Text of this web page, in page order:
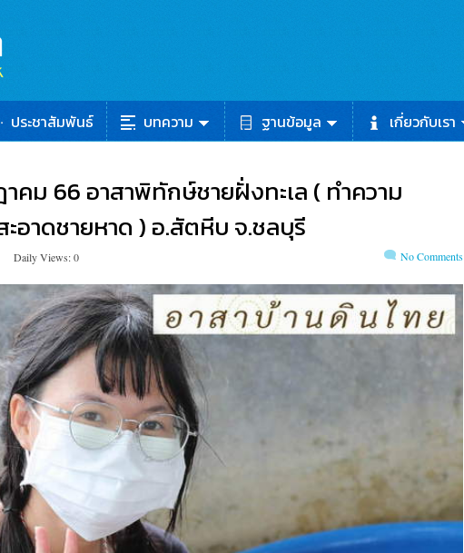
ประชาสัมพันธ์ บทความ ฐานข้อมูล เกี่ยวกับเรา
คม 66 อาสาพิทักษ์ชายฝั่งทะเล ( ทำความ
ะอาดชายหาด ) อ.สัตหีบ จ.ชลบุรี
Daily Views: 0 No Comments